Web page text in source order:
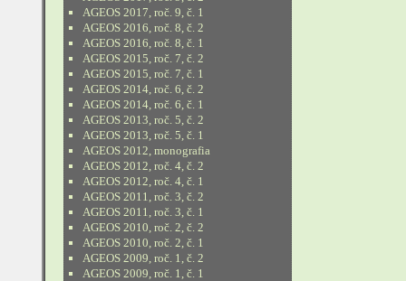
AGEOS 2017, roč. 9, č. 1
AGEOS 2016, roč. 8, č. 2
AGEOS 2016, roč. 8, č. 1
AGEOS 2015, roč. 7, č. 2
AGEOS 2015, roč. 7, č. 1
AGEOS 2014, roč. 6, č. 2
AGEOS 2014, roč. 6, č. 1
AGEOS 2013, roč. 5, č. 2
AGEOS 2013, roč. 5, č. 1
AGEOS 2012, monografia
AGEOS 2012, roč. 4, č. 2
AGEOS 2012, roč. 4, č. 1
AGEOS 2011, roč. 3, č. 2
AGEOS 2011, roč. 3, č. 1
AGEOS 2010, roč. 2, č. 2
AGEOS 2010, roč. 2, č. 1
AGEOS 2009, roč. 1, č. 2
AGEOS 2009, roč. 1, č. 1